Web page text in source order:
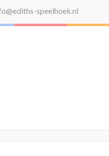
speelhoek.nl